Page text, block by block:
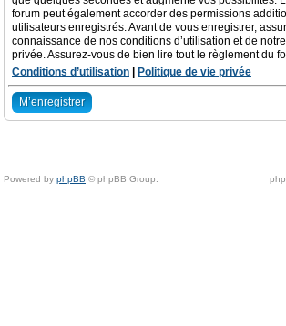
forum peut également accorder des permissions
utilisateurs enregistrés. Avant de vous enregistrer,
connaissance de nos conditions d’utilisation et de
privée. Assurez-vous de bien lire tout le règlement du
Conditions d’utilisation
Politique de vie privée
M’enregistrer
Powered by phpBB © phpBB Group.